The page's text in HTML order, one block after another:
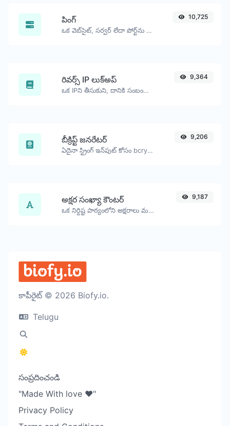
పింగ్
ఒక వెబ్‌సైట్, సర్వర్ లేదా పోర్ట్‌ను పింగ్ చేయండి.
10,725
రివర్స్ IP లుక్‌అప్
ఒక IPని తీసుకుని, దానికి సంబంధించి ఉన్న డొమైన్/హోస్ట్‌ను చూడండి.
9,364
బీక్రిప్ట్ జనరేటర్
ఏదైనా స్ట్రింగ్ ఇన్‌పుట్ కోసం bcrypt పాస్వర్డ్ హాష్‌ను రూపొందించండి.
9,206
అక్షర సంఖ్యా కౌంటర్
ఒక నిర్దిష్ట పాఠ్యంలోని అక్షరాలు మరియు పదాల సంఖ్యను లెక్కించండి.
9,187
కాపీరైట్ © 2026 Biofy.io.
Telugu
సంప్రదించండి
"Made With love ❤️"
Privacy Policy